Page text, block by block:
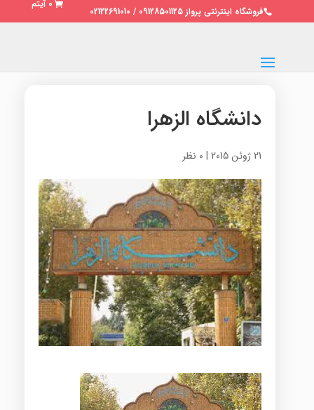
فروشگاه اینترنتی پرواز 09128501125 / 02122691010
0 آیتم
دانشگاه الزهرا
21 ژوئن 2015 | 0 نظر